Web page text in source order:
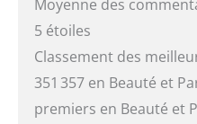
Moyenne des
5 étoiles
Classement des
351 357 en Beauté et
premiers en Beauté et